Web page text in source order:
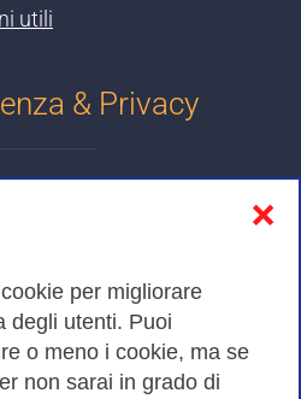
per migliorare
degli utenti. Puoi
o meno i cookie, ma se
non sarai in grado di
❌
utili
& Privacy
trasparente